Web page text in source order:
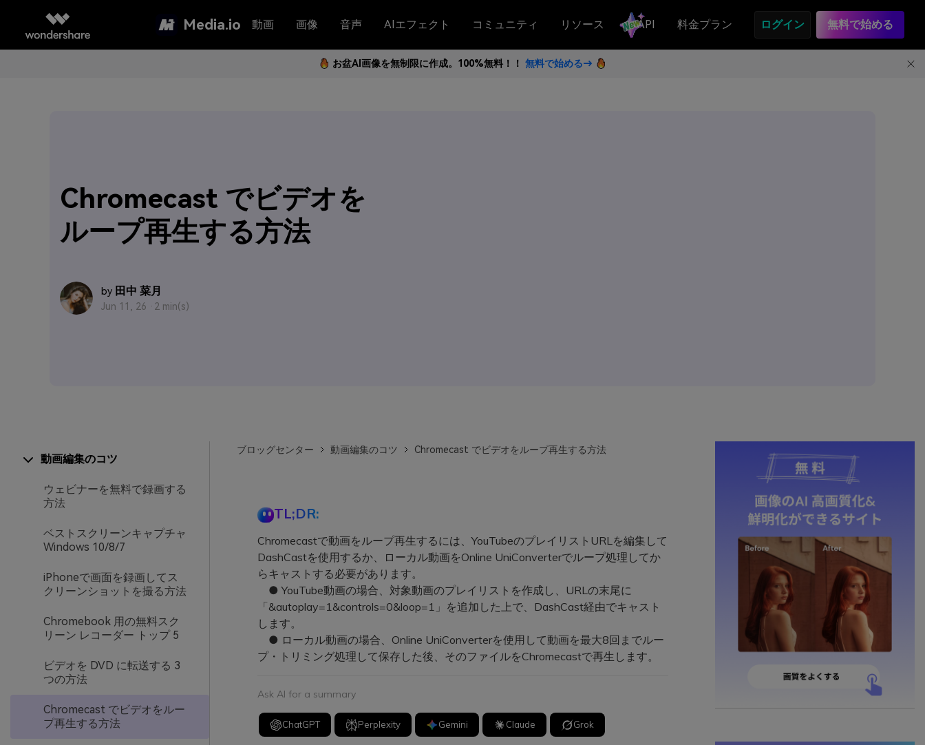
Media.io 動画 画像 音声 AIエフェクト コミュニティ リソース API 料金プラン ログイン 無料で始める
お盆AI画像を無制限に作成。100%無料！！ 無料で始める→
Chromecast でビデオを
ループ再生する方法
by 田中 菜月
Jun 11, 26 · 2 min(s)
動画編集のコツ
ウェビナーを無料で録画する
方法
ベストスクリーンキャプチャ
Windows 10/8/7
iPhoneで画面を録画してス
クリーンショットを撮る方法
Chromebook 用の無料スク
リーン レコーダー トップ 5
ビデオを DVD に転送する 3
つの方法
Chromecast でビデオをルー
プ再生する方法
ブロッグセンター 動画編集のコツ Chromecast でビデオをループ再生する方法
TL;DR:
Chromecastで動画をループ再生するには、YouTubeのプレイリストURLを編集して
DashCastを使用するか、ローカル動画をOnline UniConverterでループ処理してか
らキャストする必要があります。
● YouTube動画の場合、対象動画のプレイリストを作成し、URLの末尾に
「&autoplay=1&controls=0&loop=1」を追加した上で、DashCast経由でキャスト
します。
● ローカル動画の場合、Online UniConverterを使用して動画を最大8回までルー
プ・トリミング処理して保存した後、そのファイルをChromecastで再生します。
Ask AI for a summary
ChatGPT Perplexity Gemini Claude Grok